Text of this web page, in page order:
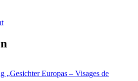
„Gesichter Europas – Visages de